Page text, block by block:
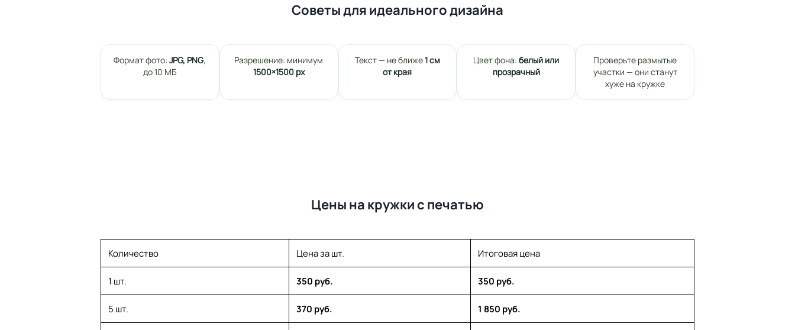
Советы для идеального дизайна
Формат фото:JPG, PNG,
до 10 МБ
Разрешение: минимум
1500×1500 px
Текст — не ближе1 см
от края
Цвет фона:белый или
прозрачный
Проверьте размытые
участки — они станут
хуже на кружке
Цены на кружки с печатью
Количество Цена за шт. Итоговая цена
1 шт. 350 руб. 350 руб.
5 шт. 370 руб. 1 850 руб.